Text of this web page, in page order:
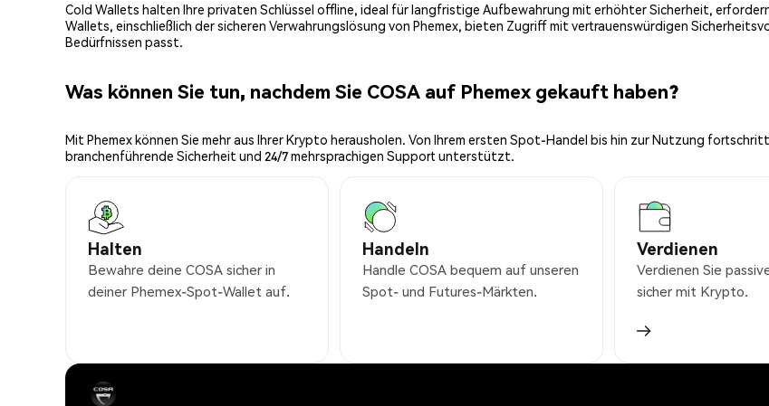
Cold Wallets halten Ihre privaten Schlüssel offline, ideal für langfristige Aufbewahrung mit erhöhter Sicherheit,
Wallets, einschließlich der sicheren Verwahrungslösung von Phemex, bieten Zugriff mit vertrauenswürdigen
Bedürfnissen passt.
Was können Sie tun, nachdem Sie COSA auf Phemex gekauft haben?
Mit Phemex können Sie mehr aus Ihrer Krypto herausholen. Von Ihrem ersten Spot-Handel bis hin zur Nutzung
branchenführende Sicherheit und 24/7 mehrsprachigen Support unterstützt.
Halten
Bewahre deine COSA sicher in
deiner Phemex-Spot-Wallet auf.
Handeln
Handle COSA bequem auf unseren
Spot- und Futures-Märkten.
Verdienen
Verdienen Sie
sicher mit Krypto.